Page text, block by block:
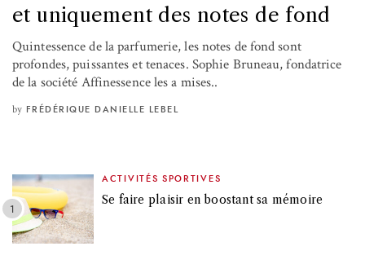
et uniquement des notes de fond
Quintessence de la parfumerie, les notes de fond sont
profondes, puissantes et tenaces. Sophie Bruneau, fondatrice
de la société Affinessence les a mises..
by FRÉDÉRIQUE DANIELLE LEBEL
ACTIVITÉS SPORTIVES
Se faire plaisir en boostant sa mémoire